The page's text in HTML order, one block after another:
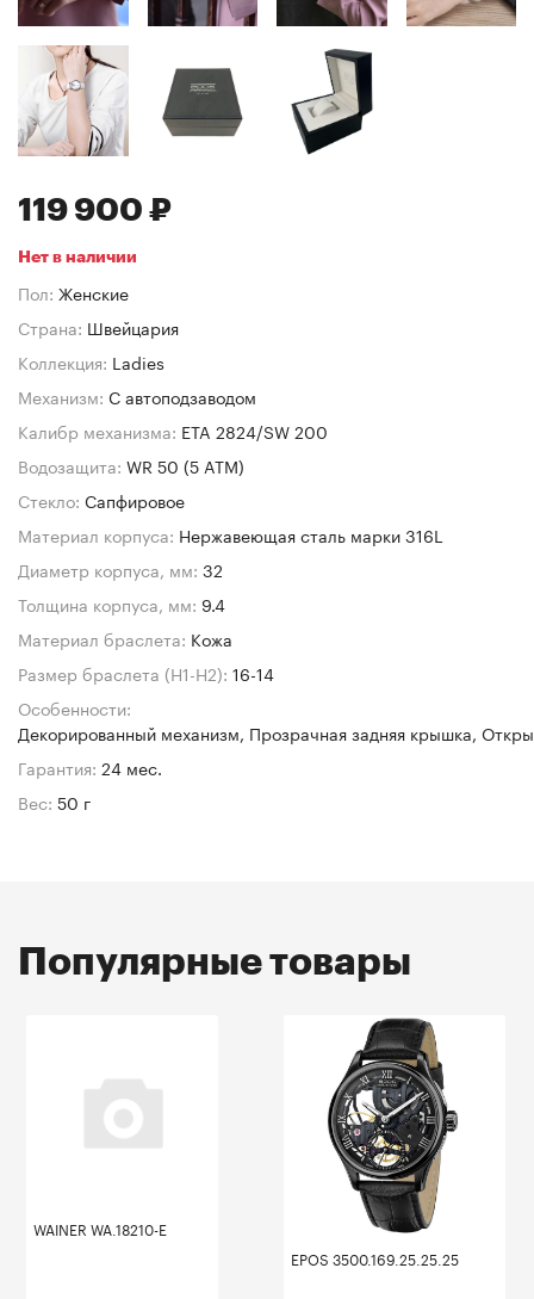
119 900 ₽
Нет в наличии
Пол: Женские
Страна: Швейцария
Коллекция: Ladies
Механизм: C автоподзаводом
Калибр механизма: ETA 2824/SW 200
Водозащита: WR 50 (5 ATM)
Стекло: Сапфировое
Материал корпуса: Нержавеющая сталь марки 316L
Диаметр корпуса, мм: 32
Толщина корпуса, мм: 9.4
Материал браслета: Кожа
Размер браслета (H1-H2): 16-14
Особенности:
Декорированный механизм, Прозрачная задняя крышка,
Гарантия: 24 мес.
Вес: 50 г
Популярные товары
WAINER WA.18210-E
EPOS 3500.169.25.25.25